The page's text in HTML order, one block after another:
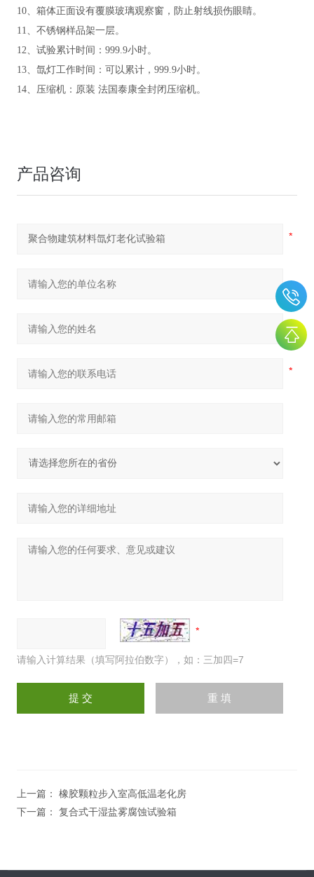
10、箱体正面设有覆膜玻璃观察窗，防止射线损伤眼睛。
11、不锈钢样品架一层。
12、试验累计时间：999.9小时。
13、氙灯工作时间：可以累计，999.9小时。
14、压缩机：原装 法国泰康全封闭压缩机。
产品咨询
请输入计算结果（填写阿拉伯数字），如：三加四=7
上一篇： 橡胶颗粒步入室高低温老化房
下一篇： 复合式干湿盐雾腐蚀试验箱